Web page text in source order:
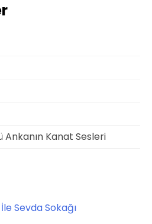
Ankanın Kanat Sesleri
Sevda Sokağı